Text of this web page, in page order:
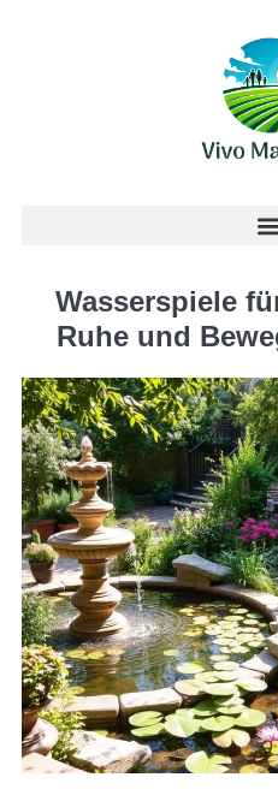
Wasserspiele
Ruhe und